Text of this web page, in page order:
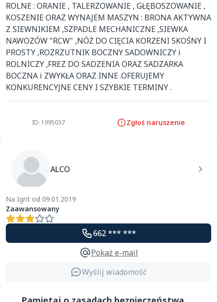
ROLNE : ORANIE , TALERZOWANIE , GŁĘBOSZOWANIE ,
KOSZENIE ORAZ WYNAJEM MASZYN : BRONA AKTYWNA
Z SIEWNIKIEM ,SZPADLE MECHANICZNE ,SIEWKA
NAWOZÓW "RCW" ,NÓŻ DO CIĘCIA KORZENI SKOŚNY I
PROSTY ,ROZRZUTNIK BOCZNY SADOWNICZY i
ROLNICZY ,FREZ DO SADZENIA ORAZ SADZARKA
BOCZNA i ZWYKŁA ORAZ INNE .OFERUJEMY
KONKURENCYJNE CENY I SZYBKIE TERMINY .
ID: 1995037 Zgłoś naruszenie
ALCO
Na Igrit od 09.01.2019
Zaawansowany
662 *** ***
Pokaż e-mail
Wyślij wiadomość